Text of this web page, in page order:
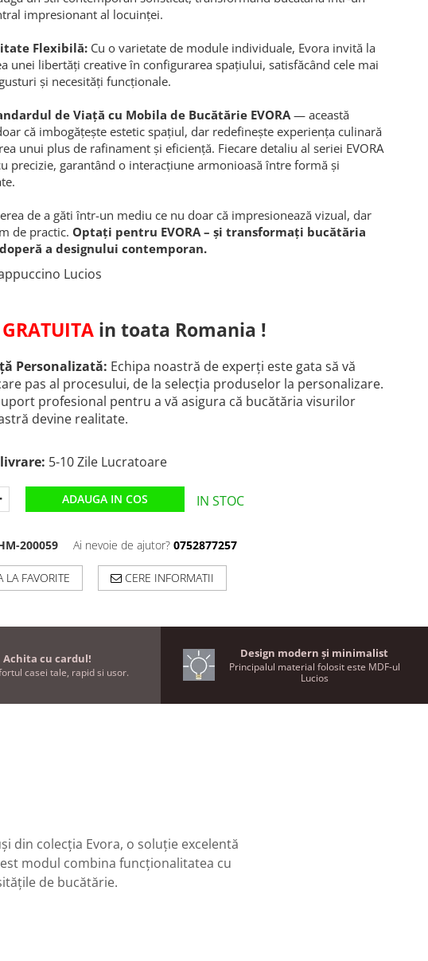
impresionant al locuinței.
Flexibilă: Cu o varietate de module individuale, Evora invită la
unei libertăți creative în configurarea spațiului, satisfăcând cele mai
și necesități funcționale.
de Viață cu Mobila de Bucătărie EVORA — această
că imbogățește estetic spațiul, dar redefinește experiența culinară
unui plus de rafinament și eficiență. Fiecare detaliu al seriei EVORA
precizie, garantând o interacțiune armonioasă între formă și
de a găti într-un mediu ce nu doar că impresionează vizual, dar
de practic. Optați pentru EVORA – și transformați bucătăria
a designului contemporan.
Lucios
GRATUITA in toata Romania !
Personalizată: Echipa noastră de experți este gata să vă
pas al procesului, de la selecția produselor la personalizare.
profesional pentru a vă asigura că bucătăria visurilor
devine realitate.
5-10 Zile Lucratoare
ADAUGA IN COS IN STOC
200059 Ai nevoie de ajutor? 0752877257
LA FAVORITE CERE INFORMATII
Achita cu cardul!
casei tale, rapid si usor.
Design modern și minimalist
Principalul material folosit este MDF-ul
Lucios
din colecția Evora, o soluție excelentă
modul combina funcționalitatea cu
de bucătărie.